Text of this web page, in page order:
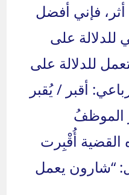
أثر، فإني أفضل
للدلالة على
للدلالة على
أقبر / يُقبر
الموظفُ
القضية أُقْبِرت
“شارون يعمل